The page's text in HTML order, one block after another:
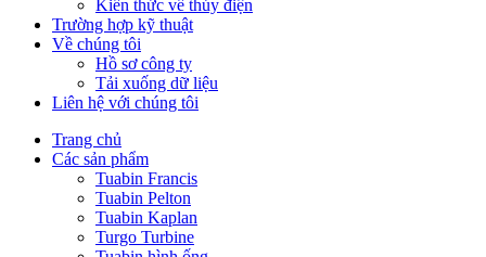
Kiến thức về thủy điện
Trường hợp kỹ thuật
Về chúng tôi
Hồ sơ công ty
Tải xuống dữ liệu
Liên hệ với chúng tôi
Trang chủ
Các sản phẩm
Tuabin Francis
Tuabin Pelton
Tuabin Kaplan
Turgo Turbine